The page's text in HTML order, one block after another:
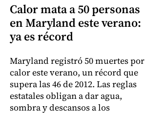
Calor mata a 50 personas
en Maryland este verano:
ya es récord
Maryland registró 50 muertes por
calor este verano, un récord que
supera las 46 de 2012. Las reglas
estatales obligan a dar agua,
sombra y descansos a los